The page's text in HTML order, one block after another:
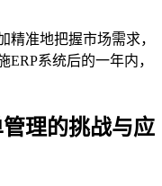
精准地把握市场需求，
系统后的一年内，
理的挑战与应